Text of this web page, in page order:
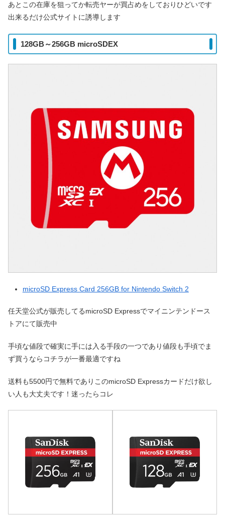
あとこの在庫を狙ってか転売ヤーが買占めをしておりひどいです
出来るだけ公式サイトに誘導します
128GB～256GB microSDEX
microSD Express Card 256GB for Nintendo Switch 2
任天堂公式が販売してるmicroSD Expressでマイニンテンドース
トアにて販売中
手頃な値段で確実に手には入る手段の一つであり値段も手頃でま
ず買うならコチラが一番最適ですね
送料も5500円で無料でありこのmicroSD Expressカードだけ欲し
い人も大丈夫です！迷ったらコレ